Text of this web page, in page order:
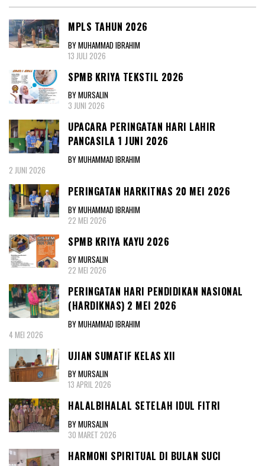
MPLS TAHUN 2026
BY MUHAMMAD IBRAHIM
13 JULI 2026
SPMB KRIYA TEKSTIL 2026
BY MURSALIN
3 JUNI 2026
UPACARA PERINGATAN HARI LAHIR
PANCASILA 1 JUNI 2026
BY MUHAMMAD IBRAHIM
2 JUNI 2026
PERINGATAN HARKITNAS 20 MEI 2026
BY MUHAMMAD IBRAHIM
22 MEI 2026
SPMB KRIYA KAYU 2026
BY MURSALIN
22 MEI 2026
PERINGATAN HARI PENDIDIKAN NASIONAL
(HARDIKNAS) 2 MEI 2026
BY MUHAMMAD IBRAHIM
4 MEI 2026
UJIAN SUMATIF KELAS XII
BY MURSALIN
13 APRIL 2026
HALALBIHALAL SETELAH IDUL FITRI
BY MURSALIN
30 MARET 2026
HARMONI SPIRITUAL DI BULAN SUCI